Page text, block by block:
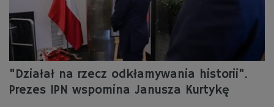
"Działał na rzecz odkłamywania historii".
Prezes IPN wspomina Janusza Kurtykę